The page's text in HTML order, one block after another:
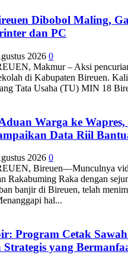
Dibobol Maling,
dan PC
2026 0
Makmur – Aksi
di Kabupaten Bireuen.
Tata Usaha (TU) MIN 18
Warga ke Wapres,
Data Riil
2026 0
Bireuen—Munculnya
Rakabuming Raka dengan
banjir di Bireuen, telah
hal...
Program Cetak
yang